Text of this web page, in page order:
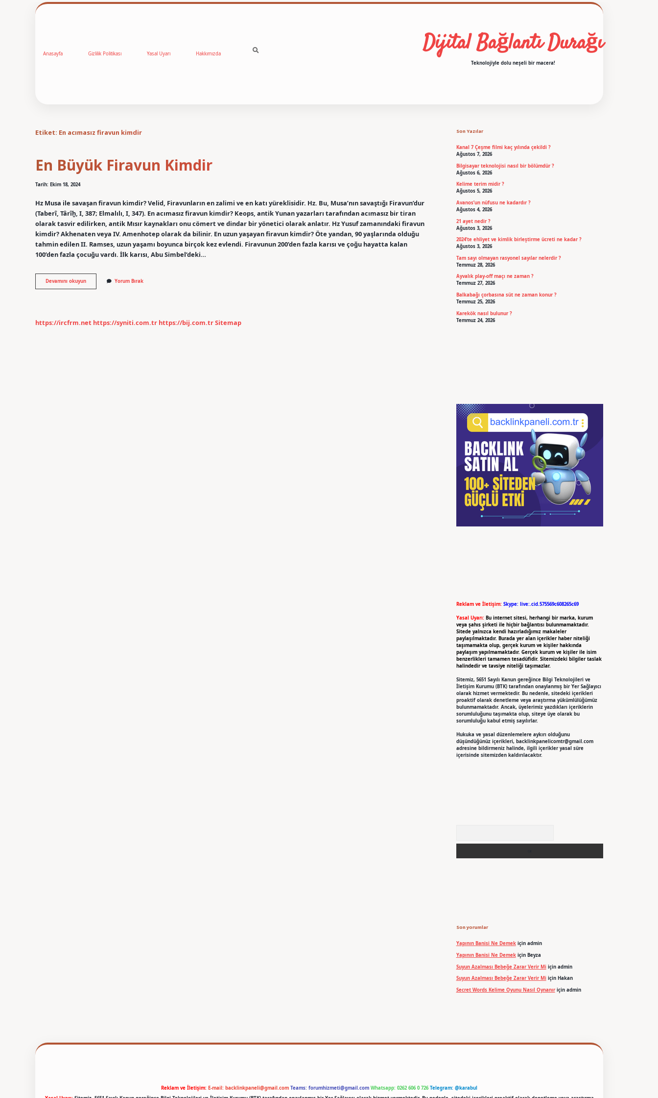
Anasayfa Gizlilik Politikası Yasal Uyarı Hakkımızda Dijital Bağlantı Durağı
Teknolojiyle dolu neşeli bir macera!
Etiket: En acımasız firavun kimdir
En Büyük Firavun Kimdir
Tarih: Ekim 18, 2024
Hz Musa ile savaşan firavun kimdir? Velid, Firavunların en zalimi ve en katı yüreklisidir. Hz. Bu, Musa’nın savaştığı Firavun’dur
(Taberî, Târîḫ, I, 387; Elmalılı, I, 347). En acımasız firavun kimdir? Keops, antik Yunan yazarları tarafından acımasız bir tiran
olarak tasvir edilirken, antik Mısır kaynakları onu cömert ve dindar bir yönetici olarak anlatır. Hz Yusuf zamanındaki firavun
kimdir? Akhenaten veya IV. Amenhotep olarak da bilinir. En uzun yaşayan firavun kimdir? Öte yandan, 90 yaşlarında olduğu
tahmin edilen II. Ramses, uzun yaşamı boyunca birçok kez evlendi. Firavunun 200’den fazla karısı ve çoğu hayatta kalan
100’den fazla çocuğu vardı. İlk karısı, Abu Simbel’deki…
Devamını okuyunEn
Büyük
Yorum Bırak
https://ircfrm.net https://syniti.com.tr https://bij.com.trSitemap
Son Yazılar
Kanal 7 Çeşme filmi kaç yılında çekildi ?
Ağustos 7, 2026
Bilgisayar teknolojisi nasıl bir bölümdür ?
Ağustos 6, 2026
Kelime terim midir ?
Ağustos 5, 2026
Avanos’un nüfusu ne kadardır ?
Ağustos 4, 2026
21 ayet nedir ?
Ağustos 3, 2026
2024’te ehliyet ve kimlik birleştirme ücreti ne kadar ?
Ağustos 3, 2026
Tam sayı olmayan rasyonel sayılar nelerdir ?
Temmuz 28, 2026
Ayvalık play-off maçı ne zaman ?
Temmuz 27, 2026
Balkabağı çorbasına süt ne zaman konur ?
Temmuz 25, 2026
Karekök nasıl bulunur ?
Temmuz 24, 2026
Reklam ve İletişim: Skype: live:.cid.575569c608265c69
Yasal Uyarı: Bu internet sitesi, herhangi bir marka, kurum
veya şahıs şirketi ile hiçbir bağlantısı bulunmamaktadır.
Sitede yalnızca kendi hazırladığımız makaleler
paylaşılmaktadır. Burada yer alan içerikler haber niteliği
taşımamakta olup, gerçek kurum ve kişiler hakkında
paylaşım yapılmamaktadır. Gerçek kurum ve kişiler ile isim
benzerlikleri tamamen tesadüfidir. Sitemizdeki bilgiler taslak
halindedir ve tavsiye niteliği taşımazlar.
Sitemiz, 5651 Sayılı Kanun gereğince Bilgi Teknolojileri ve
İletişim Kurumu (BTK) tarafından onaylanmış bir Yer Sağlayıcı
olarak hizmet vermektedir. Bu nedenle, sitedeki içerikleri
proaktif olarak denetleme veya araştırma yükümlülüğümüz
bulunmamaktadır. Ancak, üyelerimiz yazdıkları içeriklerin
sorumluluğunu taşımakta olup, siteye üye olarak bu
sorumluluğu kabul etmiş sayılırlar.
Hukuka ve yasal düzenlemelere aykırı olduğunu
düşündüğünüz içerikleri, backlinkpanelicomtr@gmail.com
adresine bildirmeniz halinde, ilgili içerikler yasal süre
içerisinde sitemizden kaldırılacaktır.
Son yorumlar
Yapının Banisi Ne Demekiçin admin
Yapının Banisi Ne Demekiçin Beyza
Suyun Azalması Bebeğe Zarar Verir Miiçin admin
Suyun Azalması Bebeğe Zarar Verir Miiçin Hakan
Secret Words Kelime Oyunu Nasıl Oynanıriçin admin
Reklam ve İletişim: E-mail: backlinkpaneli@gmail.com Teams: forumhizmeti@gmail.com Whatsapp: 0262 606 0 726 Telegram: @karabul